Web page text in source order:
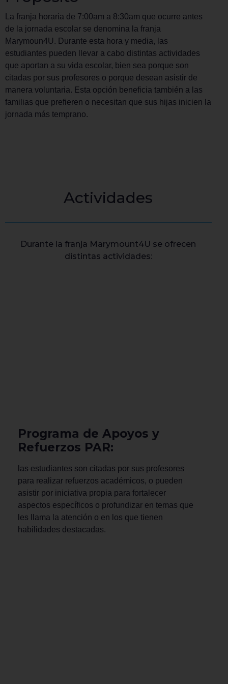
La franja horaria de 7:00am a 8:30am que ocurre antes
de la jornada escolar se denomina la franja
Marymoun4U. Durante esta hora y media, las
estudiantes pueden llevar a cabo distintas actividades
que aportan a su vida escolar, bien sea porque son
citadas por sus profesores o porque desean asistir de
manera voluntaria. Esta opción beneficia también a las
familias que prefieren o necesitan que sus hijas inicien la
jornada más temprano.
Actividades
Durante la franja Marymount4U se ofrecen
distintas actividades:
Programa de Apoyos y
Refuerzos PAR:
las estudiantes son citadas por sus profesores
para realizar refuerzos académicos, o pueden
asistir por iniciativa propia para fortalecer
aspectos específicos o profundizar en temas que
les llama la atención o en los que tienen
habilidades destacadas.